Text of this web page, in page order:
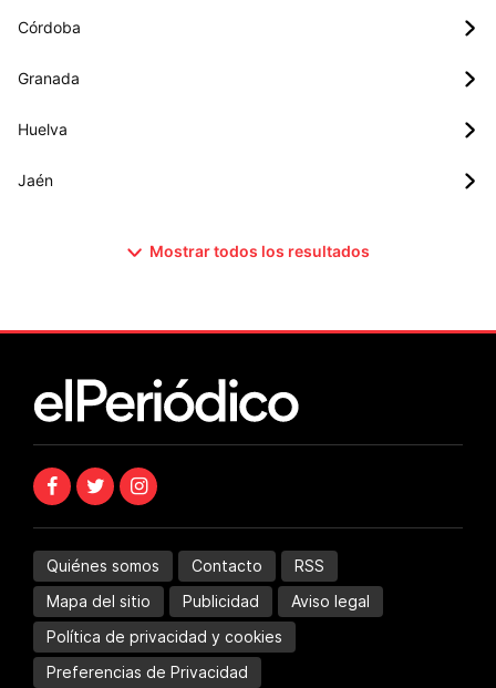
Córdoba
Granada
Huelva
Jaén
Mostrar todos los resultados
Quiénes somos Contacto
RSS
Mapa del sitio
Publicidad
Aviso legal
Política de privacidad y cookies
Preferencias de Privacidad